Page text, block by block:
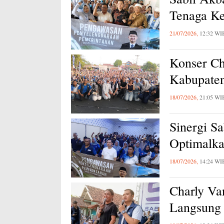
Tenaga
21/07/2026, 12:32
Konser
18/07/2026, 21:05
Sinergi
18/07/2026, 14:24
Charly